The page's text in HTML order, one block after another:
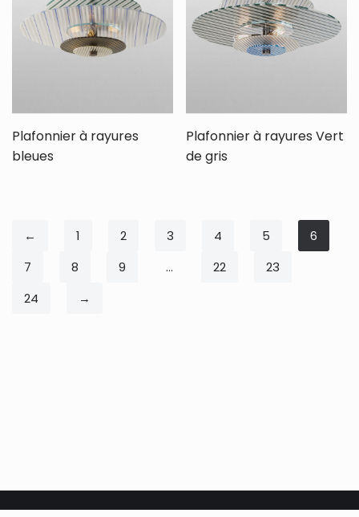
Plafonnier à rayures
bleues
Plafonnier à rayures Vert
de gris
← 1 2 3 4 5
6
7
8 9 … 22
23
24
→